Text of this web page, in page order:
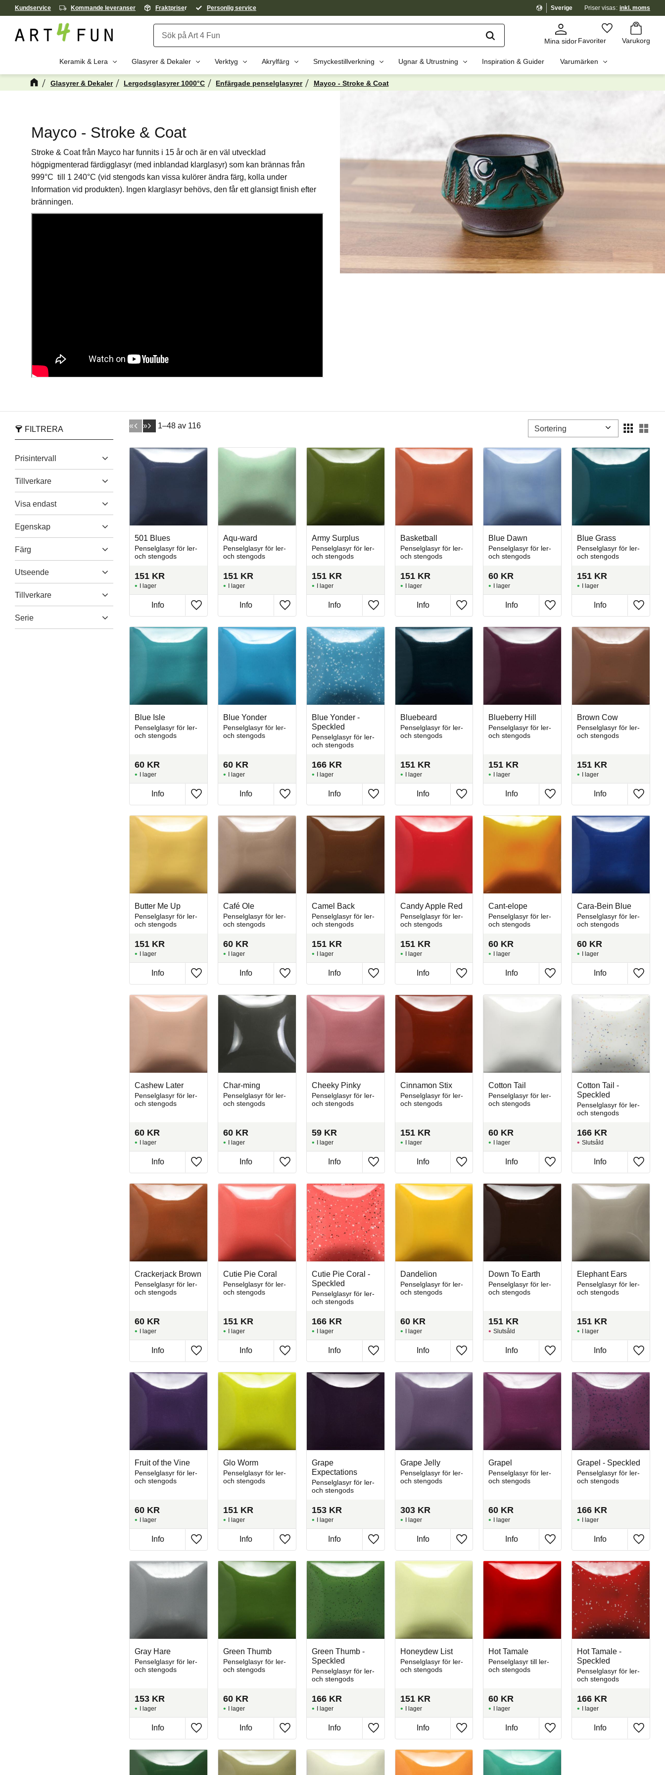
Kundservice Kommande leveranser Fraktpriser Personlig service Sverige Priser visas inkl. moms
Mina sidorFavoriter Varukorg
Favoriter
Kundvagn
Keramik & Lera Glasyrer & Dekaler Verktyg Akrylfärg Smyckestillverkning Ugnar & Utrustning Inspiration & Guider Varumärken
Glasyrer & Dekaler Lergodsglasyrer 1000°C Enfärgade penselglasyrer Mayco - Stroke & Coat
Mayco - Stroke & Coat
Stroke & Coat från Mayco har funnits i 15 år och är en väl utvecklad
högpigmenterad färdigglasyr (med inblandad klarglasyr) som kan brännas från
999°C till 1 240°C (vid stengods kan vissa kulörer ändra färg, kolla under
Information vid produkten). Ingen klarglasyr behövs, den får ett glansigt finish efter
bränningen.
FILTRERA
Prisintervall
59
Tillverkare
Mayco 114
Visa endast
Finns i lager
Egenskap
Lergods
116
Matsäker
Penselglasyr
116
Visa fler
Färg
Beige
Blå
16
Brun
9
Grå
6
Visa fler
Utseende
Blank
Kristaller
26
Tillverkare
Serie
1–48 av 116
« »
501 Blues
Penselglasyr för ler-
och stengods
151 KR
Lägg till i favoriter
I lager
Info
Aqu-ward
Penselglasyr för ler-
och stengods
151KR
Lägg till i favoriter
I lager
Info
Army Surplus
Penselglasyr för ler-
och stengods
151KR
Lägg till i favoriter
I lager
Info
Basketball
Penselglasyr för ler-
och stengods
151KR
Lägg till i favoriter
I lager
Info
Blue Dawn
Penselglasyr för ler-
och stengods
60 KR
Lägg till i favoriter
I lager
Info
Blue Grass
Penselglasyr för ler-
och stengods
151 KR
Lägg
I lager
Info
Blue Isle
Penselglasyr för ler-
och stengods
60 KR
Lägg till i favoriter
I lager
Info
Blue Yonder
Penselglasyr för ler-
och stengods
60KR
Lägg till i favoriter
I lager
Info
Blue Yonder -
Speckled
Penselglasyr för ler-
och stengods
166KR
Lägg till i favoriter
I lager
Info
Bluebeard
Penselglasyr för ler-
och stengods
151KR
Lägg till i favoriter
I lager
Info
Blueberry Hill
Penselglasyr för ler-
och stengods
151 KR
Lägg till i favoriter
I lager
Info
Brown Cow
Penselglasyr för ler-
och stengods
151 KR
Lägg
I lager
Info
Butter Me Up
Penselglasyr för ler-
och stengods
151 KR
Lägg till i favoriter
I lager
Info
Café Ole
Penselglasyr för ler-
och stengods
60KR
Lägg till i favoriter
I lager
Info
Camel Back
Penselglasyr för ler-
och stengods
151KR
Lägg till i favoriter
I lager
Info
Candy Apple Red
Penselglasyr för ler-
och stengods
151KR
Lägg till i favoriter
I lager
Info
Cant-elope
Penselglasyr för ler-
och stengods
60 KR
Lägg till i favoriter
I lager
Info
Cara-Bein Blue
Penselglasyr för ler-
och stengods
60 KR
Lägg
I lager
Info
Cashew Later
Penselglasyr för ler-
och stengods
60 KR
Lägg till i favoriter
I lager
Info
Char-ming
Penselglasyr för ler-
och stengods
60KR
Lägg till i favoriter
I lager
Info
Cheeky Pinky
Penselglasyr för ler-
och stengods
59KR
Lägg till i favoriter
I lager
Info
Cinnamon Stix
Penselglasyr för ler-
och stengods
151KR
Lägg till i favoriter
I lager
Info
Cotton Tail
Penselglasyr för ler-
och stengods
60 KR
Lägg till i favoriter
I lager
Info
Cotton Tail -
Speckled
Penselglasyr för ler-
och stengods
166 KR
Lägg
Slutsåld
Info
Crackerjack Brown
Penselglasyr för ler-
och stengods
60 KR
Lägg till i favoriter
I lager
Info
Cutie Pie Coral
Penselglasyr för ler-
och stengods
151KR
Lägg till i favoriter
I lager
Info
Cutie Pie Coral -
Speckled
Penselglasyr för ler-
och stengods
166KR
Lägg till i favoriter
I lager
Info
Dandelion
Penselglasyr för ler-
och stengods
60KR
Lägg till i favoriter
I lager
Info
Down To Earth
Penselglasyr för ler-
och stengods
151 KR
Lägg till i favoriter
Slutsåld
Info
Elephant Ears
Penselglasyr för ler-
och stengods
151 KR
Lägg
I lager
Info
Fruit of the Vine
Penselglasyr för ler-
och stengods
60 KR
Lägg till i favoriter
I lager
Info
Glo Worm
Penselglasyr för ler-
och stengods
151KR
Lägg till i favoriter
I lager
Info
Grape
Expectations
Penselglasyr för ler-
och stengods
153KR
Lägg till i favoriter
I lager
Info
Grape Jelly
Penselglasyr för ler-
och stengods
303KR
Lägg till i favoriter
I lager
Info
Grapel
Penselglasyr för ler-
och stengods
60 KR
Lägg till i favoriter
I lager
Info
Grapel - Speckled
Penselglasyr för ler-
och stengods
166 KR
Lägg
I lager
Info
Gray Hare
Penselglasyr för ler-
och stengods
153 KR
Lägg till i favoriter
I lager
Info
Green Thumb
Penselglasyr för ler-
och stengods
60KR
Lägg till i favoriter
I lager
Info
Green Thumb -
Speckled
Penselglasyr för ler-
och stengods
166KR
Lägg till i favoriter
I lager
Info
Honeydew List
Penselglasyr för ler-
och stengods
151KR
Lägg till i favoriter
I lager
Info
Hot Tamale
Penselglasyr till ler-
och stengods
60 KR
Lägg till i favoriter
I lager
Info
Hot Tamale -
Speckled
Penselglasyr för ler-
och stengods
166 KR
Lägg
I lager
Info